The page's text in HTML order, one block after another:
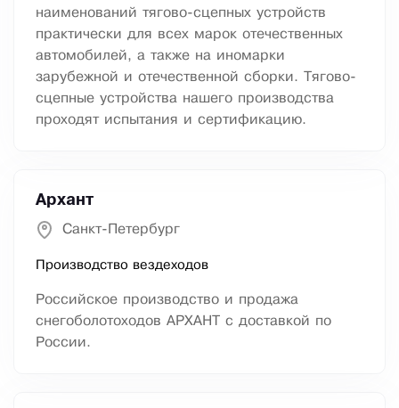
наименований тягово-сцепных устройств
практически для всех марок отечественных
автомобилей, а также на иномарки
зарубежной и отечественной сборки. Тягово-
сцепные устройства нашего производства
проходят испытания и сертификацию.
Архант
Санкт-Петербург
Производство вездеходов
Российское производство и продажа
снегоболотоходов АРХАНТ с доставкой по
России.